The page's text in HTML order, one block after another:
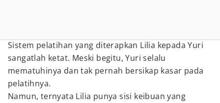
Sistem pelatihan yang diterapkan Lilia kepada Yuri
sangatlah ketat. Meski begitu, Yuri selalu
mematuhinya dan tak pernah bersikap kasar pada
pelatihnya.
Namun, ternyata Lilia punya sisi keibuan yang